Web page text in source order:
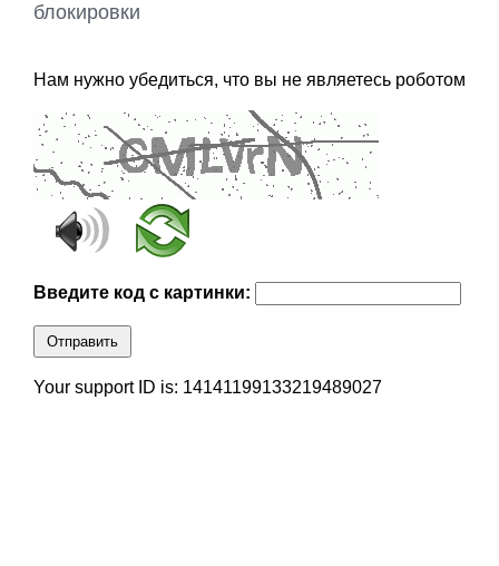
блокировки
Нам нужно убедиться, что вы не являетесь роботом
Введите код с картинки:
Отправить
Your support ID is: 14141199133219489027